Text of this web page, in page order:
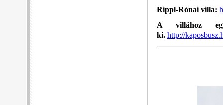
Rippl-Rónai villa:
A villához
ki. http://